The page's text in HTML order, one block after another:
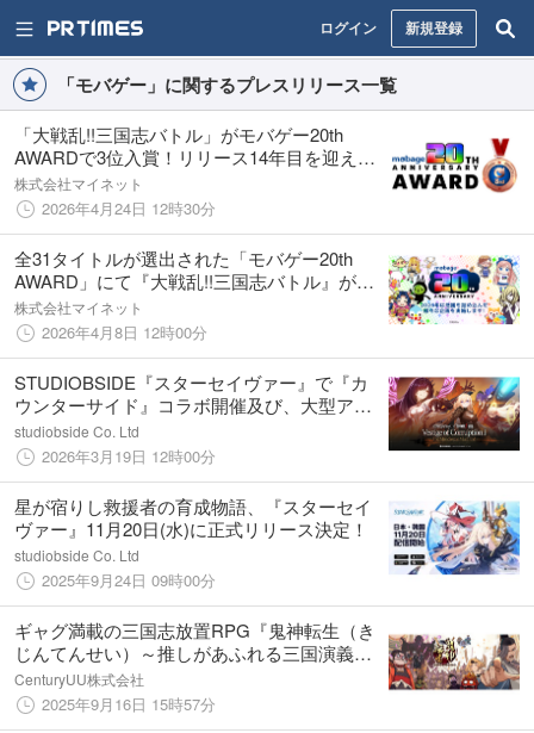
ログイン 新規登録
「モバゲー」に関するプレスリリース一覧
「大戦乱!!三国志バトル」がモバゲー20th
AWARDで3位入賞！リリース14年目を迎えた
長期運営タイトルの姿勢
株式会社マイネット
2026年4月24日 12時30分
全31タイトルが選出された「モバゲー20th
AWARD」にて『大戦乱!!三国志バトル』が3
位入賞！自社5タイトルが同時ノミネート
株式会社マイネット
2026年4月8日 12時00分
STUDIOBSIDE『スターセイヴァー』で『カ
ウンターサイド』コラボ開催及び、大型アッ
プデート「スターセイヴァー2.0」実装、
studiobside Co. Ltd
2026年3月19日 12時00分
星が宿りし救援者の育成物語、『スターセイ
ヴァー』11月20日(水)に正式リリース決定！
studiobside Co. Ltd
2025年9月24日 09時00分
ギャグ満載の三国志放置RPG『鬼神転生（き
じんてんせい）～推しがあふれる三国演義
～』サービス開始!!
CenturyUU株式会社
2025年9月16日 15時57分